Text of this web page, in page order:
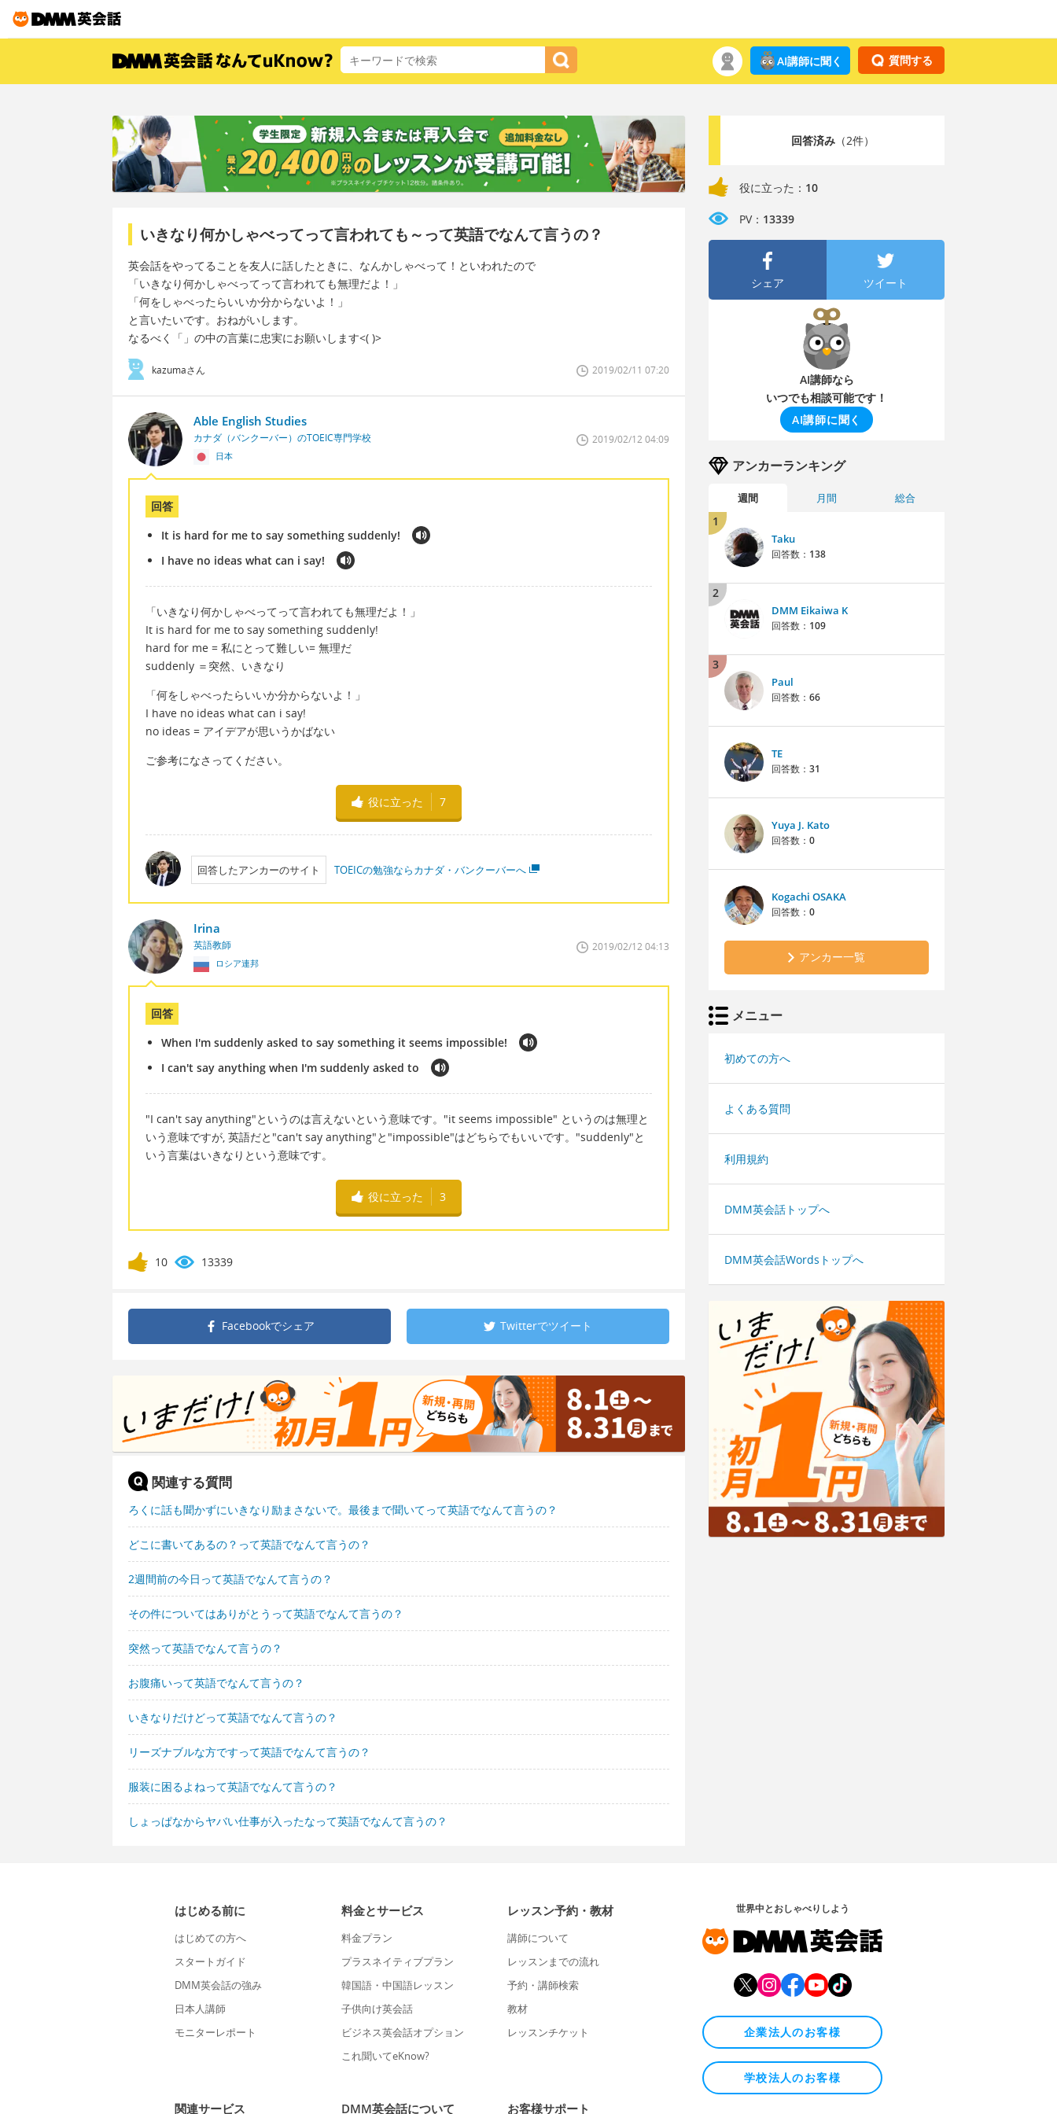
質問する
AI講師に聞く
いきなり何かしゃべってって言われても～って英語でなんて言うの？
英会話をやってることを友人に話したときに、なんかしゃべって！といわれたので
「いきなり何かしゃべってって言われても無理だよ！」
「何をしゃべったらいいか分からないよ！」
と言いたいです。おねがいします。
なるべく「」の中の言葉に忠実にお願いします<( )>
kazumaさん 2019/02/11 07:20
Able English Studies
カナダ（バンクーバー）のTOEIC専門学校
日本
2019/02/12 04:09
回答
It is hard for me to say something suddenly!
I have no ideas what can i say!
「いきなり何かしゃべってって言われても無理だよ！」
It is hard for me to say something suddenly!
hard for me = 私にとって難しい= 無理だ
suddenly ＝突然、いきなり
「何をしゃべったらいいか分からないよ！」
I have no ideas what can i say!
no ideas = アイデアが思いうかばない
ご参考になさってください。
役に立った 7
回答したアンカーのサイト TOEICの勉強ならカナダ・バンクーバーへ
Irina
英語教師
ロシア連邦
2019/02/12 04:13
回答
When I'm suddenly asked to say something it seems impossible!
I can't say anything when I'm suddenly asked to
"I can't say anything"というのは言えないという意味です。"it seems impossible" というのは無理と
いう意味ですが, 英語だと"can't say anything"と"impossible"はどちらでもいいです。"suddenly"と
いう言葉はいきなりという意味です。
役に立った 3
10 13339
Facebookでシェア Twitterでツイート
関連する質問
ろくに話も聞かずにいきなり励まさないで。最後まで聞いてって英語でなんて言うの？
どこに書いてあるの？って英語でなんて言うの？
2週間前の今日って英語でなんて言うの？
その件についてはありがとうって英語でなんて言うの？
突然って英語でなんて言うの？
お腹痛いって英語でなんて言うの？
いきなりだけどって英語でなんて言うの？
リーズナブルな方ですって英語でなんて言うの？
服装に困るよねって英語でなんて言うの？
しょっぱなからヤバい仕事が入ったなって英語でなんて言うの？
回答済み（2件）
役に立った： 10
PV： 13339
シェア ツイート
AI講師なら
いつでも相談可能です！
AI講師に聞く
アンカーランキング
週間 月間 総合
1
Taku
回答数： 138
2
DMM Eikaiwa K
回答数： 109
3
Paul
回答数： 66
TE
回答数： 31
Yuya J. Kato
回答数： 0
Kogachi OSAKA
回答数： 0
アンカー一覧
メニュー
初めての方へ
よくある質問
利用規約
DMM英会話トップへ
DMM英会話Wordsトップへ
はじめる前に
はじめての方へ
スタートガイド
DMM英会話の強み
日本人講師
モニターレポート
料金とサービス
料金プラン
プラスネイティブプラン
韓国語・中国語レッスン
子供向け英会話
ビジネス英会話オプション
これ聞いてeKnow?
レッスン予約・教材
講師について
レッスンまでの流れ
予約・講師検索
教材
レッスンチケット
関連サービス DMM英会話について お客様サポート
世界中とおしゃべりしよう
企業法人のお客様
学校法人のお客様